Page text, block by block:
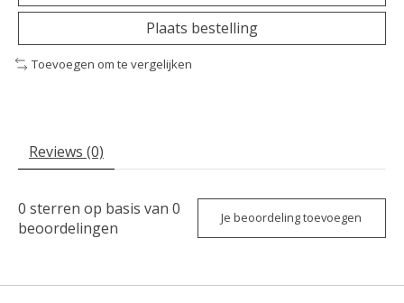
Plaats bestelling
Toevoegen om te vergelijken
Reviews (0)
0 sterren op basis van 0
beoordelingen
Je beoordeling toevoegen